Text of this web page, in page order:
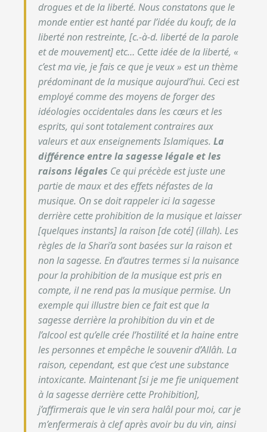
drogues et de la liberté. Nous constatons que le
monde entier est hanté par l’idée du koufr, de la
liberté non restreinte, [c.-à-d. liberté de la parole
et de mouvement] etc… Cette idée de la liberté, «
c’est ma vie, je fais ce que je veux » est un thème
prédominant de la musique aujourd’hui. Ceci est
employé comme des moyens de forger des
idéologies occidentales dans les cœurs et les
esprits, qui sont totalement contraires aux
valeurs et aux enseignements Islamiques. La
différence entre la sagesse légale et les
raisons légales Ce qui précède est juste une
partie de maux et des effets néfastes de la
musique. On se doit rappeler ici la sagesse
derrière cette prohibition de la musique et laisser
[quelques instants] la raison [de coté] (illah). Les
règles de la Shari’a sont basées sur la raison et
non la sagesse. En d’autres termes si la nuisance
pour la prohibition de la musique est pris en
compte, il ne rend pas la musique permise. Un
exemple qui illustre bien ce fait est que la
sagesse derrière la prohibition du vin et de
l’alcool est qu’elle crée l’hostilité et la haine entre
les personnes et empêche le souvenir d’Allâh. La
raison, cependant, est que c’est une substance
intoxicante. Maintenant [si je me fie uniquement
à la sagesse derrière cette Prohibition],
j’affirmerais que le vin sera halâl pour moi, car je
m’enfermerais à clef après avoir bu du vin, ainsi